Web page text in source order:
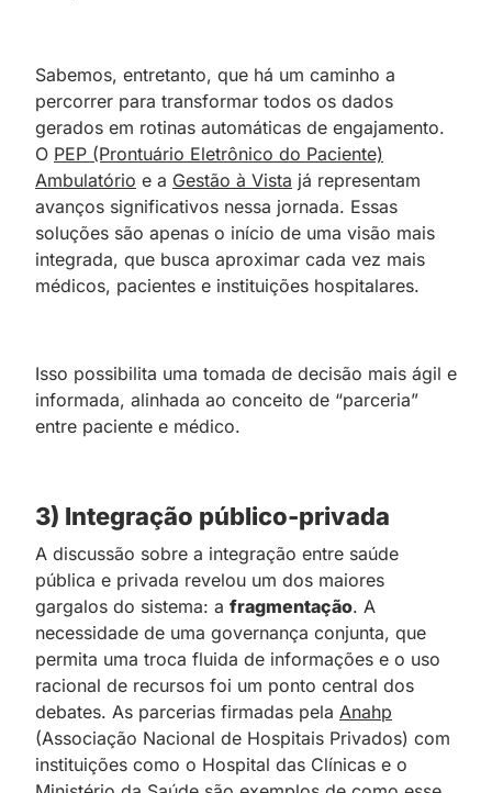
Sabemos, entretanto, que há um caminho a
percorrer para transformar todos os dados
gerados em rotinas automáticas de engajamento.
O PEP (Prontuário Eletrônico do Paciente)
Ambulatório e a Gestão à Vista já representam
avanços significativos nessa jornada. Essas
soluções são apenas o início de uma visão mais
integrada, que busca aproximar cada vez mais
médicos, pacientes e instituições hospitalares.
Isso possibilita uma tomada de decisão mais ágil e
informada, alinhada ao conceito de “parceria”
entre paciente e médico.
3) Integração público-privada
A discussão sobre a integração entre saúde
pública e privada revelou um dos maiores
gargalos do sistema: a fragmentação. A
necessidade de uma governança conjunta, que
permita uma troca fluida de informações e o uso
racional de recursos foi um ponto central dos
debates. As parcerias firmadas pela Anahp
(Associação Nacional de Hospitais Privados) com
instituições como o Hospital das Clínicas e o